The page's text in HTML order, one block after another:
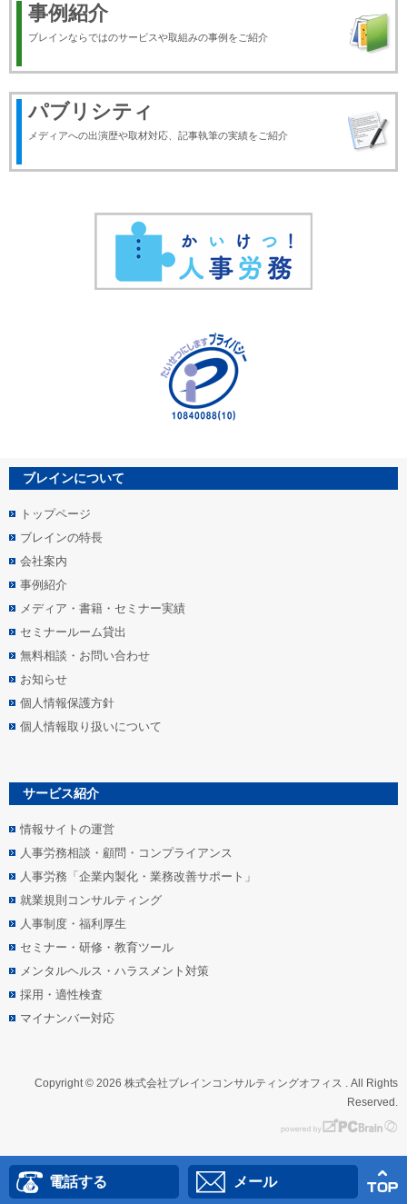
事例紹介
ブレインならではのサービスや取組みの事例をご紹介
パブリシティ
メディアへの出演歴や取材対応、記事執筆の実績をご紹介
電話する メール
ブレインについて
トップページ
ブレインの特長
会社案内
事例紹介
メディア・書籍・セミナー実績
セミナールーム貸出
無料相談・お問い合わせ
お知らせ
個人情報保護方針
個人情報取り扱いについて
サービス紹介
情報サイトの運営
人事労務相談・顧問・コンプライアンス
人事労務「企業内製化・業務改善サポート」
就業規則コンサルティング
人事制度・福利厚生
セミナー・研修・教育ツール
メンタルヘルス・ハラスメント対策
採用・適性検査
マイナンバー対応
Copyright © 2026 株式会社ブレインコンサルティングオフィス . All Rights
Reserved.